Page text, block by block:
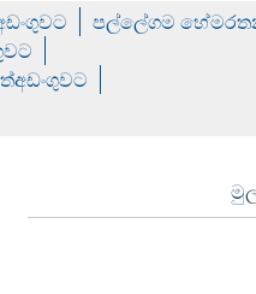
පල්ලේගම